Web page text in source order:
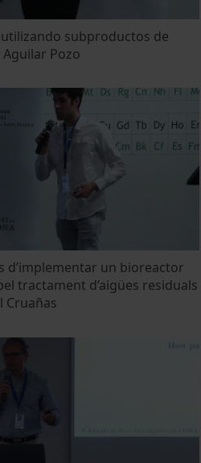
subproductos de
Pozo
d’implementar un bioreactor
tractament d’aigües residuals
Cruañas